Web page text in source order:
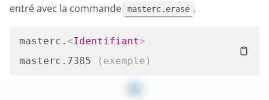
entré avec la commande
masterc.erase .
masterc. <Identifiant>
masterc.7385
(exemple)